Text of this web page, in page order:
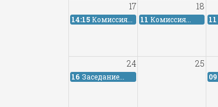
17 18
14:15 Комиссия... 11 Комиссия... 11
24 25
16 Заседание... 09